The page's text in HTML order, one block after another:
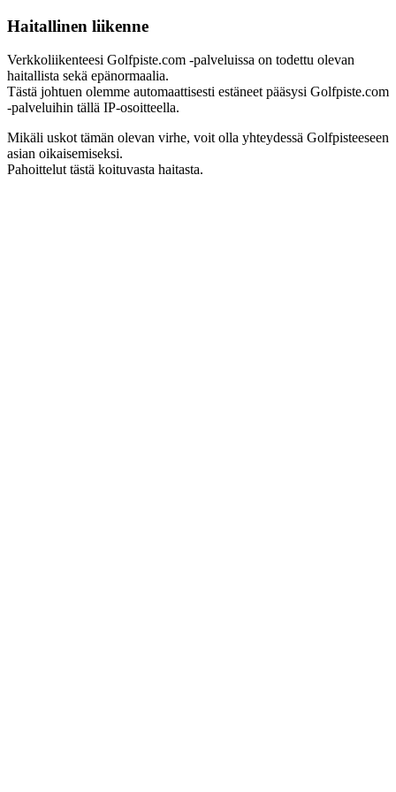
Haitallinen liikenne
Verkkoliikenteesi Golfpiste.com -palveluissa on todettu olevan
haitallista sekä epänormaalia.
Tästä johtuen olemme automaattisesti estäneet pääsysi Golfpiste.com
-palveluihin tällä IP-osoitteella.
Mikäli uskot tämän olevan virhe, voit olla yhteydessä Golfpisteeseen
asian oikaisemiseksi.
Pahoittelut tästä koituvasta haitasta.